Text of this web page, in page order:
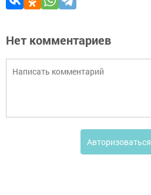
Нет комментариев
Авторизоваться